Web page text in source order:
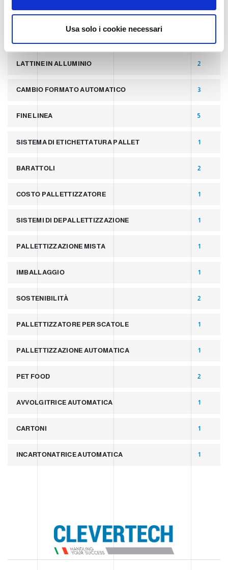
o
Usa solo i cookie necessari
PALLETTIZZATORI PER COPERCHI 2
LATTINE IN ALLUMINIO 2
CAMBIO FORMATO AUTOMATICO 3
FINE LINEA 5
SISTEMA DI ETICHETTATURA PALLET 1
BARATTOLI 2
COSTO PALLETTIZZATORE 1
SISTEMI DI DEPALLETTIZZAZIONE 1
PALLETTIZZAZIONE MISTA 1
IMBALLAGGIO 1
SOSTENIBILITÀ 2
PALLETTIZZATORE PER SCATOLE 1
PALLETTIZZAZIONE AUTOMATICA 1
PET FOOD 2
AVVOLGITRICE AUTOMATICA 1
CARTONI 1
INCARTONATRICE AUTOMATICA 1